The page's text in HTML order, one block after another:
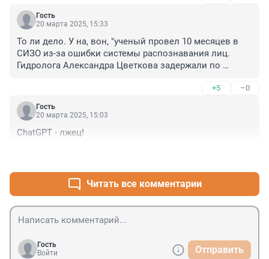
Гость
20 марта 2025, 15:33
То ли дело. У на, вон, "ученый провел 10 месяцев в
СИЗО из-за ошибки системы распознавания лиц.
Гидролога Александра Цветкова задержали по
предполагаемого преступника" ("Ъ").
+5 –0
Гость
20 марта 2025, 15:03
ChatGPT - лжец!
Читать все комментарии
Гость
Войти
Отправить